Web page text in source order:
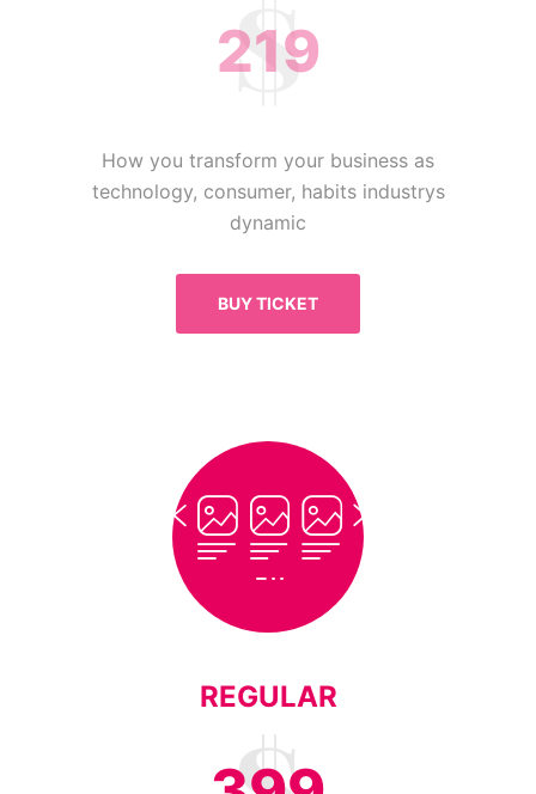
219
How you transform your business as
technology, consumer, habits industrys
dynamic
BUY TICKET
REGULAR